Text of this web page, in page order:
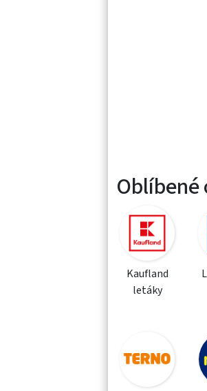
Oblíbené
Kaufland
letáky